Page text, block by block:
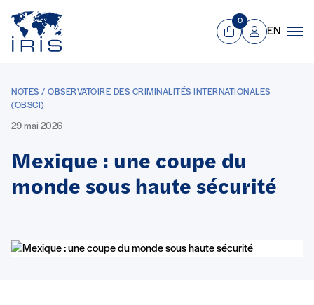
Aller au contenu principal
Panier
0
Mon compte
EN
NOTES / OBSERVATOIRE DES CRIMINALITÉS INTERNATIONALES
(OBSCI)
29 mai 2026
Mexique : une coupe du
monde sous haute sécurité